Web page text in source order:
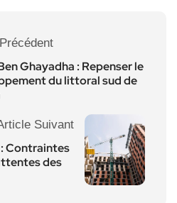
Ghayadha : Repenser le
du littoral sud de
Suivant
Contraintes
des